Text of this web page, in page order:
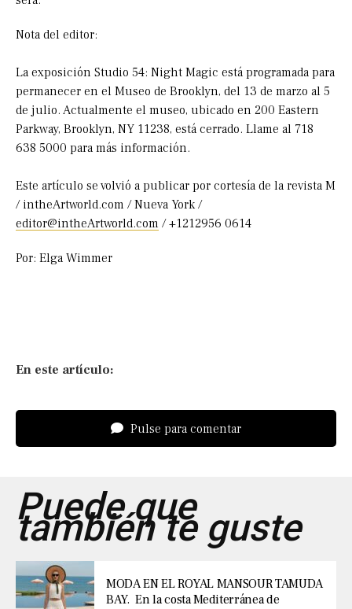
Nota del editor:
La exposición Studio 54: Night Magic está programada para
permanecer en el Museo de Brooklyn, del 13 de marzo al 5
de julio. Actualmente el museo, ubicado en 200 Eastern
Parkway, Brooklyn, NY 11238, está cerrado. Llame al 718
638 5000 para más información.
Este artículo se volvió a publicar por cortesía de la revista M
/ intheArtworld.com / Nueva York /
editor@intheArtworld.com / +1212956 0614
Por: Elga Wimmer
En este artículo:
Pulse para comentar
Puede que
también te guste
MODA EN EL ROYAL MANSOUR TAMUDA
BAY. En la costa Mediterránea de